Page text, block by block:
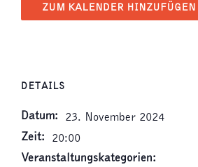
ZUM KALENDER HINZUFÜGEN
DETAILS
Datum: 23. November 2024
Zeit: 20:00
Veranstaltungskategorien: